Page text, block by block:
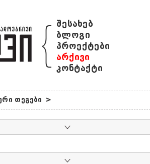
{ შესახებ
ბლოგი
პროექტები
არქივი
კონტაქტი
თეგები >